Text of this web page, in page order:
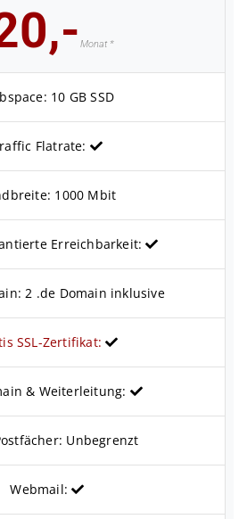
Monat *
10 GB SSD
Flatrate:
1000 Mbit
Erreichbarkeit:
2 .de Domain inklusive
SSL-Zertifikat:
& Weiterleitung:
Unbegrenzt
Webmail: